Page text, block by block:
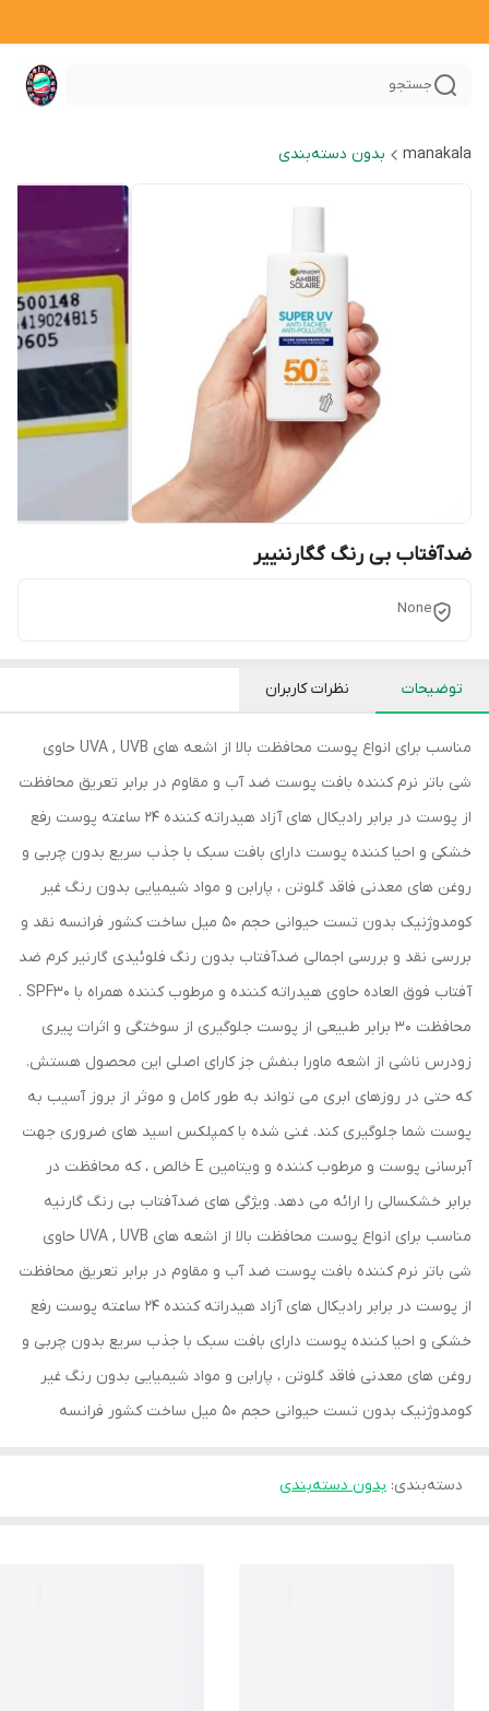
جستجو
manakala بدون دسته‌بندی
ضدآفتاب بی رنگ گگارننییر
None
توضیحات نظرات کاربران
مناسب برای انواع پوست محافظت بالا از اشعه های UVA , UVB حاوی
شی باتر نرم کننده بافت پوست ضد آب و مقاوم در برابر تعریق محافظت
از پوست در برابر رادیکال های آزاد هیدراته کننده 24 ساعته پوست رفع
خشکی و احیا کننده پوست دارای بافت سبک با جذب سریع بدون چربی و
روغن های معدنی فاقد گلوتن ، پارابن و مواد شیمیایی بدون رنگ غیر
کومدوژنیک بدون تست حیوانی حجم 50 میل ساخت کشور فرانسه نقد و
بررسی نقد و بررسی اجمالی ضدآفتاب بدون رنگ فلوئیدی گارنیر کرم ضد
آفتاب فوق العاده حاوی هیدراته کننده و مرطوب کننده همراه با SPF30 .
محافظت 30 برابر طبیعی از پوست جلوگیری از سوختگی و اثرات پیری
زودرس ناشی از اشعه ماورا بنفش جز کارای اصلی این محصول هستش.
که حتی در روزهای ابری می تواند به طور کامل و موثر از بروز آسیب به
پوست شما جلوگیری کند. غنی شده با کمپلکس اسید های ضروری جهت
آبرسانی پوست و مرطوب کننده و ویتامین E خالص ، که محافظت در
برابر خشکسالی را ارائه می دهد. ویژگی های ضدآفتاب بی رنگ گارنیه
مناسب برای انواع پوست محافظت بالا از اشعه های UVA , UVB حاوی
شی باتر نرم کننده بافت پوست ضد آب و مقاوم در برابر تعریق محافظت
از پوست در برابر رادیکال های آزاد هیدراته کننده 24 ساعته پوست رفع
خشکی و احیا کننده پوست دارای بافت سبک با جذب سریع بدون چربی و
روغن های معدنی فاقد گلوتن ، پارابن و مواد شیمیایی بدون رنگ غیر
کومدوژنیک بدون تست حیوانی حجم 50 میل ساخت کشور فرانسه
دسته‌بندی: بدون دسته‌بندی